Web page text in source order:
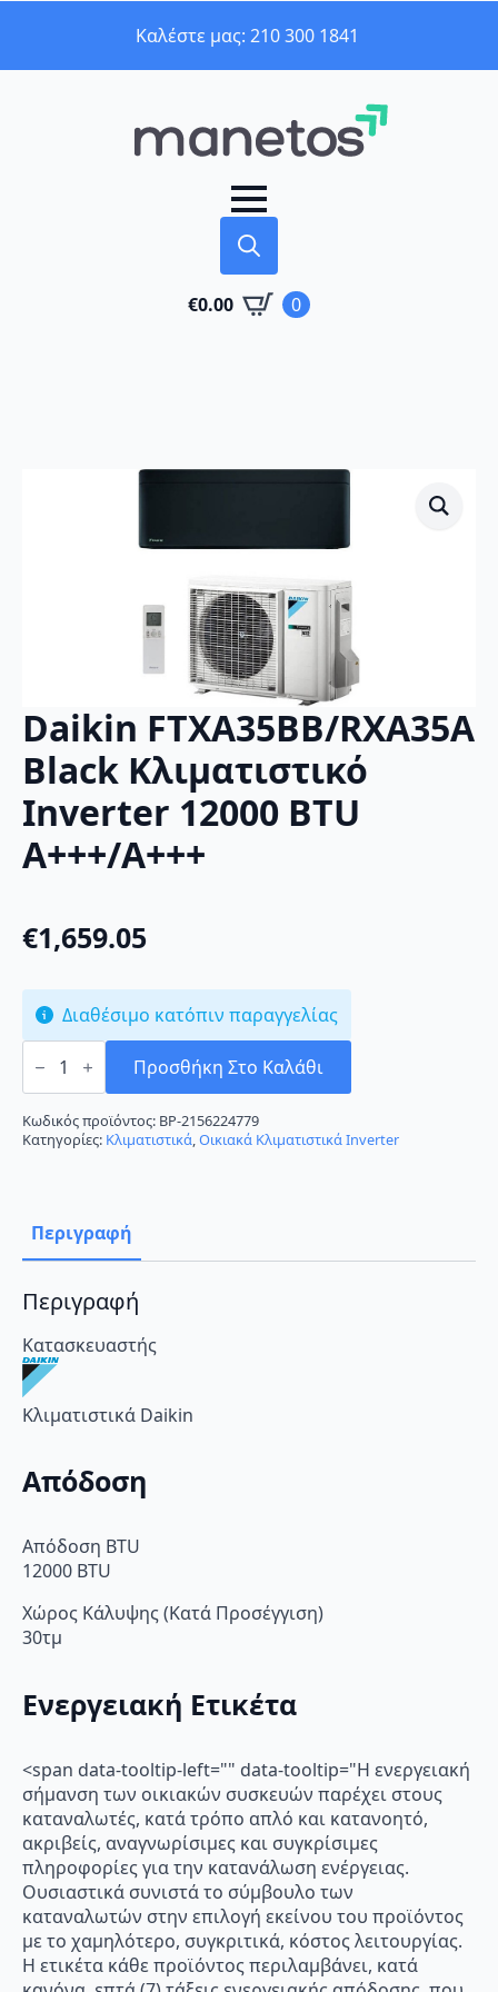
Καλέστε μας: 210 300 1841
for:
€0.00 0
Daikin FTXA35BB/RXA35A
Black Κλιματιστικό
Inverter 12000 BTU
A+++/A+++
€1,659.05
Διαθέσιμο κατόπιν παραγγελίας
Daikin
FTXA35BB/RXA35A
Κλιματιστικό
Inverter
12000
BTU
Προσθήκη Στο Καλάθι
Κωδικός προϊόντος: BP-2156224779
Κατηγορίες: Κλιματιστικά,Οικιακά Κλιματιστικά Inverter
Περιγραφή
Περιγραφή
Κατασκευαστής
Κλιματιστικά Daikin
Απόδοση
Απόδοση BTU
12000 BTU
Χώρος Κάλυψης (Κατά Προσέγγιση)
30τμ
Ενεργειακή Ετικέτα
<span data-tooltip-left="" data-tooltip="Η ενεργειακή
σήμανση των οικιακών συσκευών παρέχει στους
καταναλωτές, κατά τρόπο απλό και κατανοητό,
ακριβείς, αναγνωρίσιμες και συγκρίσιμες
πληροφορίες για την κατανάλωση ενέργειας.
Ουσιαστικά συνιστά το σύμβουλο των
καταναλωτών στην επιλογή εκείνου του προϊόντος
με το χαμηλότερο, συγκριτικά, κόστος λειτουργίας.
Η ετικέτα κάθε προϊόντος περιλαμβάνει, κατά